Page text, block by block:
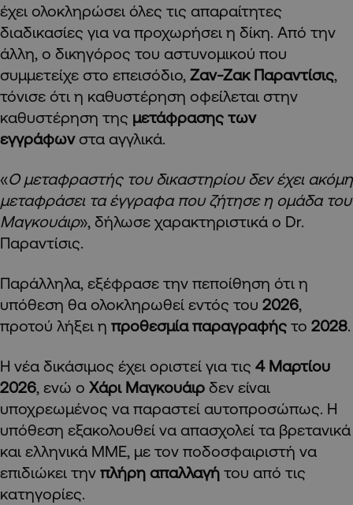
έχει ολοκληρώσει όλες τις απαραίτητες
διαδικασίες για να προχωρήσει η δίκη. Από την
άλλη, ο δικηγόρος του αστυνομικού που
συμμετείχε στο επεισόδιο, Ζαν-Ζακ Παραντίσις,
τόνισε ότι η καθυστέρηση οφείλεται στην
καθυστέρηση της μετάφρασης των
εγγράφωνστα αγγλικά.
«Ο μεταφραστής του δικαστηρίου δεν έχει ακόμη
μεταφράσει τα έγγραφα που ζήτησε η ομάδα του
Μαγκουάιρ», δήλωσε χαρακτηριστικά ο Dr.
Παραντίσις.
Παράλληλα, εξέφρασε την πεποίθηση ότι η
υπόθεση θα ολοκληρωθεί εντός του 2026,
προτού λήξει η προθεσμία παραγραφής το 2028.
Η νέα δικάσιμος έχει οριστεί για τις 4 Μαρτίου
2026, ενώ ο Χάρι Μαγκουάιρ δεν είναι
υποχρεωμένος να παραστεί αυτοπροσώπως. Η
υπόθεση εξακολουθεί να απασχολεί τα βρετανικά
και ελληνικά ΜΜΕ, με τον ποδοσφαιριστή να
επιδιώκει την πλήρη απαλλαγή του από τις
κατηγορίες.